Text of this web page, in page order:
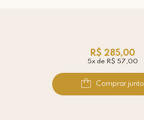
R$ 285,00
5x de R$ 57,00
Comprar junto